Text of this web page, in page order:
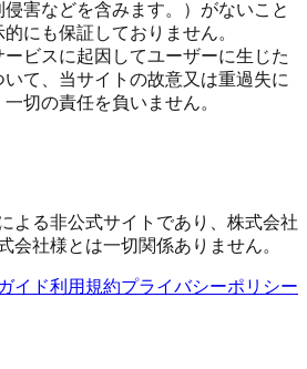
害などを含みます。）がないこと
にも保証しておりません。
ビスに起因してユーザーに生じた
て、当サイトの故意又は重過失に
切の責任を負いません。
よる非公式サイトであり、株式会社
会社様とは一切関係ありません。
イド利用規約プライバシーポリシー